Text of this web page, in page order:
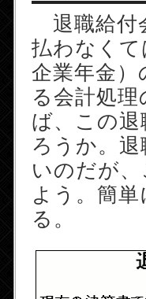
退職給付
払わなく
企業年金
る会計処
ば、この
ろうか。
いのだが
よう。簡
る。